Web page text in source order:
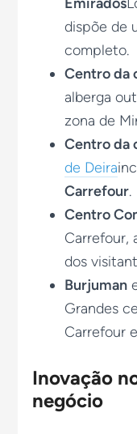
Emirados
dispõe de
completo.
Centro da
alberga
zona de
Centro da
de Deira
Carrefour.
Centro
Carrefour,
dos
Burjuman
Grandes
Carrefour
Inovação
negócio